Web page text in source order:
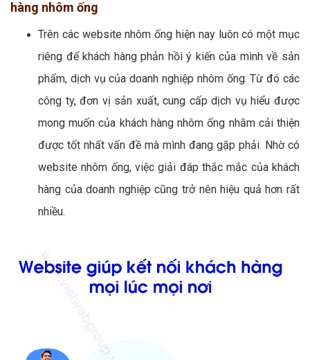
hàng nhôm ống
Trên các website nhôm ống hiện nay luôn có một mục
riêng để khách hàng phản hồi ý kiến của mình về sản
phẩm, dịch vụ của doanh nghiệp nhôm ống. Từ đó các
công ty, đơn vị sản xuất, cung cấp dịch vụ hiểu được
mong muốn của khách hàng nhôm ống nhằm cải thiện
được tốt nhất vấn đề mà mình đang gặp phải. Nhờ có
website nhôm ống, việc giải đáp thắc mắc của khách
hàng của doanh nghiệp cũng trở nên hiệu quả hơn rất
nhiều.